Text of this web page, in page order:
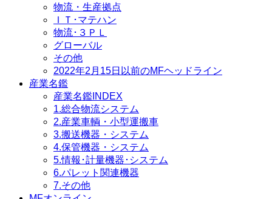
物流・生産拠点
ＩＴ･マテハン
物流･３ＰＬ
グローバル
その他
2022年2月15日以前のMFヘッドライン
産業名鑑
産業名鑑INDEX
1.総合物流システム
2.産業車輌・小型運搬車
3.搬送機器・システム
4.保管機器・システム
5.情報･計量機器･システム
6.パレット関連機器
7.その他